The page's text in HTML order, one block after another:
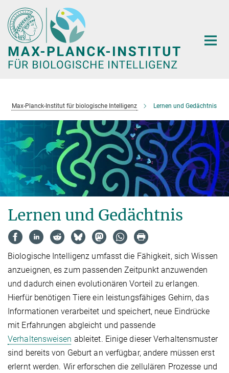
Hauptinhalt
Max-Planck-Institut für biologische Intelligenz Lernen und Gedächtnis
Lernen und Gedächtnis
Biologische Intelligenz umfasst die Fähigkeit, sich Wissen
anzueignen, es zum passenden Zeitpunkt anzuwenden
und dadurch einen evolutionären Vorteil zu erlangen.
Hierfür benötigen Tiere ein leistungsfähiges Gehirn, das
Informationen verarbeitet und speichert, neue Eindrücke
mit Erfahrungen abgleicht und passende
Verhaltensweisen ableitet. Einige dieser Verhaltensmuster
sind bereits von Geburt an verfügbar, andere müssen erst
erlernt werden. Wir erforschen die zellulären Prozesse und